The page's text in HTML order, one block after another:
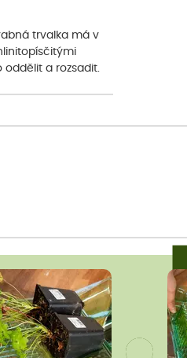
trvalka má v
oddělit a rozsadit.